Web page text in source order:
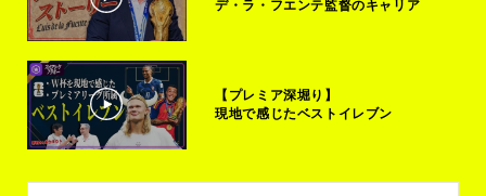
デ・ラ・フエンテ監督のキャリア
【プレミア深堀り】
現地で感じたベストイレブン